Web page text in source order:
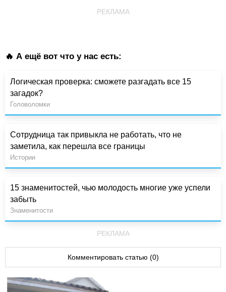
РЕКЛАМА
🔥 А ещё вот что у нас есть:
Логическая проверка: сможете разгадать все 15
загадок?
Головоломки
Сотрудница так привыкла не работать, что не
заметила, как перешла все границы
Истории
15 знаменитостей, чью молодость многие уже успели
забыть
Знаменитости
РЕКЛАМА
Комментировать статью (0)